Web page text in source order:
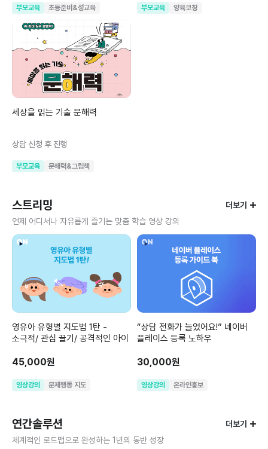
부모교육 초등준비&성교육 부모교육 양육코칭
세상을 읽는 기술 문해력
상담 신청 후 진행
부모교육 문해력&그림책
스트리밍
더보기
언제 어디서나 자유롭게 즐기는 맞춤 학습 영상 강의
영유아 유형별 지도법 1탄 -
소극적/ 관심 끌기/ 공격적인 아이
45,000원
영상강의 문제행동 지도
“상담 전화가 늘었어요!” 네이버
플레이스 등록 노하우
30,000원
영상강의 온라인홍보
연간솔루션
더보기
체계적인 로드맵으로 완성하는 1년의 동반 성장